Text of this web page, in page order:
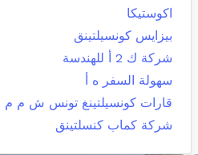
اكوستيكا
بيزايس كونسيلتينق
شركة ك 2 أ للهندسة
سهولة السفر ه أ
قارات كونسيلتينغ تونس ش م م
شركة كماب كنسلتينق